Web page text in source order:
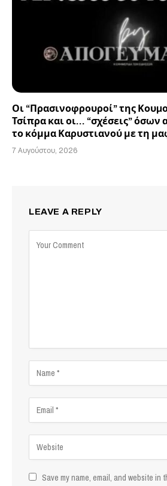
Οι “Πρασινοφρουροί” της
Τσίπρα και οι… “σχέσεις”
το κόμμα Καρυστιανού με τη
7 Αυγούστου, 2026
LEAVE A REPLY
Save my name, email, and website in